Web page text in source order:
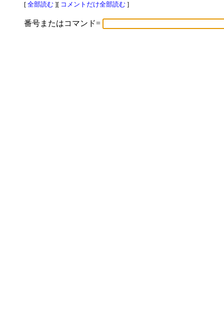
[ 全部読む ][ コメントだけ全部読む ]
番号またはコマンド=